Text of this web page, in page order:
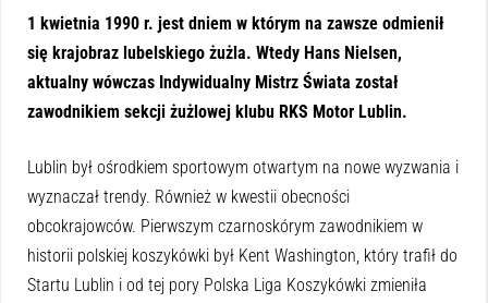
1 kwietnia 1990 r. jest dniem w którym na zawsze odmienił
się krajobraz lubelskiego żużla. Wtedy Hans Nielsen,
aktualny wówczas Indywidualny Mistrz Świata został
zawodnikiem sekcji żużlowej klubu RKS Motor Lublin.
Lublin był ośrodkiem sportowym otwartym na nowe wyzwania i
wyznaczał trendy. Również w kwestii obecności
obcokrajowców. Pierwszym czarnoskórym zawodnikiem w
historii polskiej koszykówki był Kent Washington, który trafił do
Startu Lublin i od tej pory Polska Liga Koszykówki zmieniła